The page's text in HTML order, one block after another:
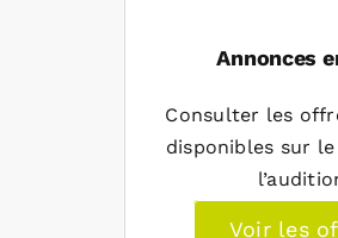
Annonces
Consulter les
disponibles sur
Voir les